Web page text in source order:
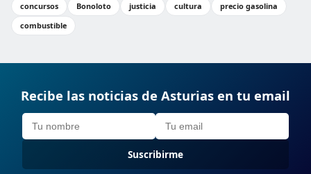
concursos
Bonoloto justicia cultura
precio gasolina
combustible
Recibe las noticias de Asturias en tu email
Suscribirme